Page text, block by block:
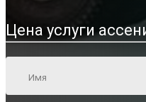
Цена услуги